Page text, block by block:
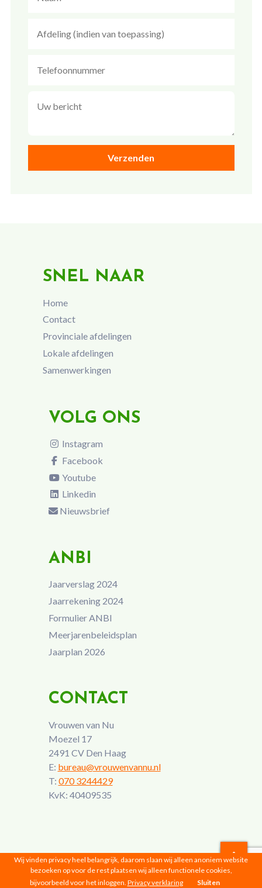
SNEL NAAR
Home
Contact
Provinciale afdelingen
Lokale afdelingen
Samenwerkingen
VOLG ONS
Instagram
Facebook
Youtube
Linkedin
Nieuwsbrief
ANBI
Jaarverslag 2024
Jaarrekening 2024
Formulier ANBI
Meerjarenbeleidsplan
Jaarplan 2026
CONTACT
Vrouwen van Nu
Moezel 17
2491 CV Den Haag
E: bureau@vrouwenvannu.nl
T: 070 3244429
KvK: 40409535
Vrouwen van Nu © 2026 |Privacyverklaring
Wij vinden privacy heel belangrijk, daarom slaan wij alleen anoniem website
bezoeken op voor de rest plaatsen wij alleen functionele cookies,
bijvoorbeeld voor het inloggen. Privacy verklaring Sluiten